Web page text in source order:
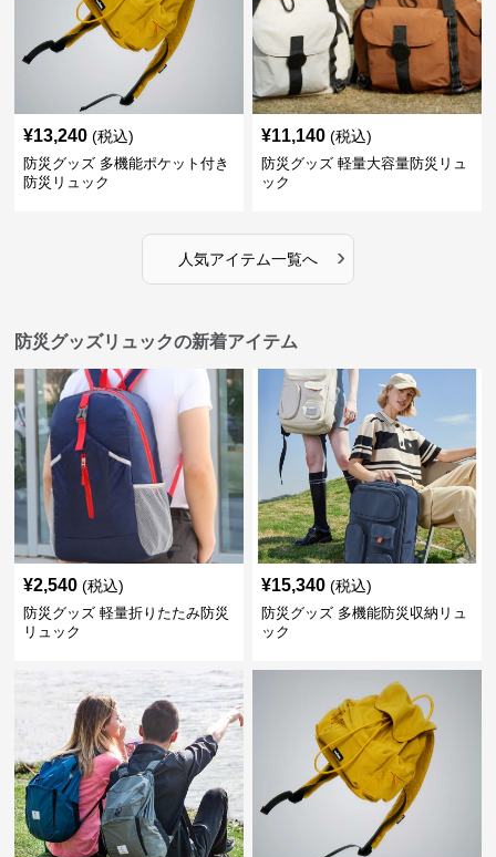
¥13,240 (税込)
防災グッズ 多機能ポケット付き
防災リュック
¥11,140 (税込)
防災グッズ 軽量大容量防災リュ
ック
人気アイテム一覧へ ›
防災グッズリュックの新着アイテム
¥2,540 (税込)
防災グッズ 軽量折りたたみ防災
リュック
¥15,340 (税込)
防災グッズ 多機能防災収納リュ
ック